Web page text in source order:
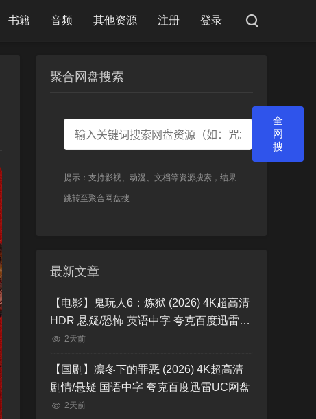
书籍 音频 其他资源 注册 登录
聚合网盘搜索
全
网
搜
提示：支持影视、动漫、文档等资源搜索，结果
跳转至聚合网盘搜
最新文章
【电影】鬼玩人6：炼狱 (2026) 4K超高清
HDR 悬疑/恐怖 英语中字 夸克百度迅雷
UC网盘
2天前
【国剧】凛冬下的罪恶 (2026) 4K超高清
剧情/悬疑 国语中字 夸克百度迅雷UC网盘
2天前